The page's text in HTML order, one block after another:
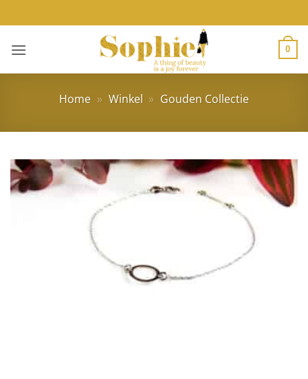
naar
inhoud
0
Home » Winkel » Gouden Collectie